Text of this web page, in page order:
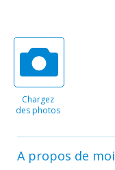
Chargez
des photos
A propos de moi